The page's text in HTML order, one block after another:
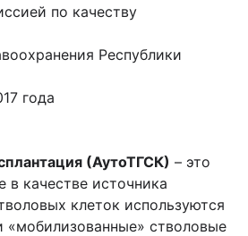
по качеству
Республики
года
(АутоТГСК) – это
в качестве источника
клеток используются
«мобилизованные» стволовые